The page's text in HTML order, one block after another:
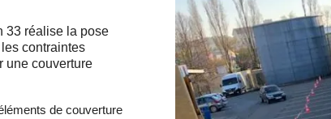
33 réalise la pose
contraintes
une couverture
de couverture